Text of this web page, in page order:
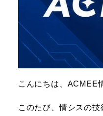
こんにちは、ACMEE
このたび、情シスの